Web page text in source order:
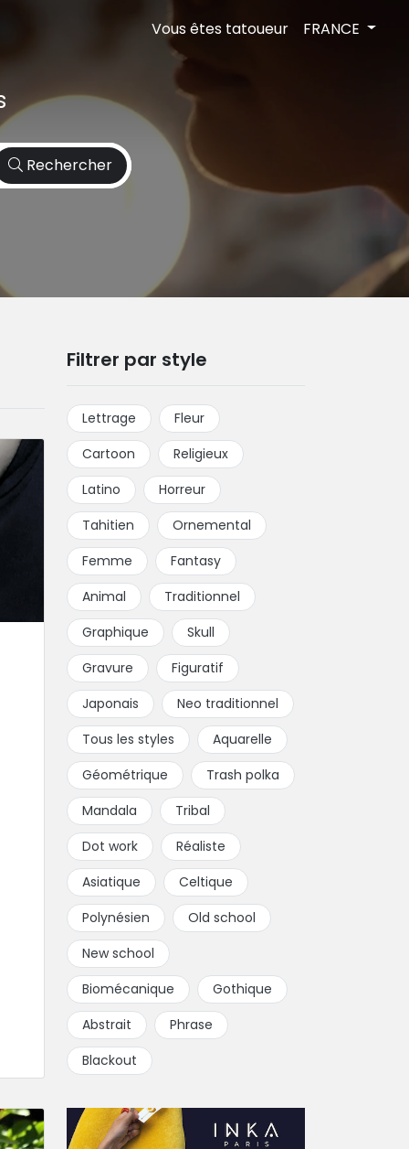
Vous êtes tatoueur FRANCE
Rechercher
Filtrer par style
Lettrage
Fleur
Cartoon
Religieux
Latino
Horreur
Tahitien
Ornemental
Femme
Fantasy
Animal
Traditionnel
Graphique
Skull
Gravure
Figuratif
Japonais
Neo traditionnel
Tous les styles
Aquarelle
Géométrique
Trash polka
Mandala
Tribal
Dot work
Réaliste
Asiatique
Celtique
Polynésien
Old school
New school
Biomécanique
Gothique
Abstrait
Phrase
Blackout